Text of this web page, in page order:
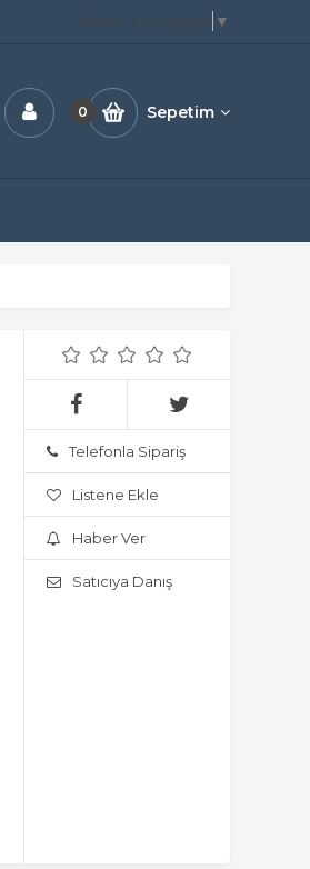
Select Language ▼
0 Sepetim
Telefonla Sipariş
Listene Ekle
Haber Ver
Satıcıya Danış